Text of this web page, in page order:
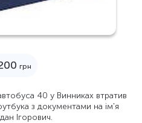
грн
40 у Винниках втратив
з документами на ім'я
Ігорович.